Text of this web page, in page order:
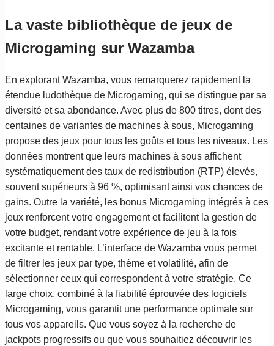
La vaste bibliothèque de jeux de
Microgaming sur Wazamba
En explorant Wazamba, vous remarquerez rapidement la
étendue ludothèque de Microgaming, qui se distingue par sa
diversité et sa abondance. Avec plus de 800 titres, dont des
centaines de variantes de machines à sous, Microgaming
propose des jeux pour tous les goûts et tous les niveaux. Les
données montrent que leurs machines à sous affichent
systématiquement des taux de redistribution (RTP) élevés,
souvent supérieurs à 96 %, optimisant ainsi vos chances de
gains. Outre la variété, les bonus Microgaming intégrés à ces
jeux renforcent votre engagement et facilitent la gestion de
votre budget, rendant votre expérience de jeu à la fois
excitante et rentable. L’interface de Wazamba vous permet
de filtrer les jeux par type, thème et volatilité, afin de
sélectionner ceux qui correspondent à votre stratégie. Ce
large choix, combiné à la fiabilité éprouvée des logiciels
Microgaming, vous garantit une performance optimale sur
tous vos appareils. Que vous soyez à la recherche de
jackpots progressifs ou que vous souhaitiez découvrir les